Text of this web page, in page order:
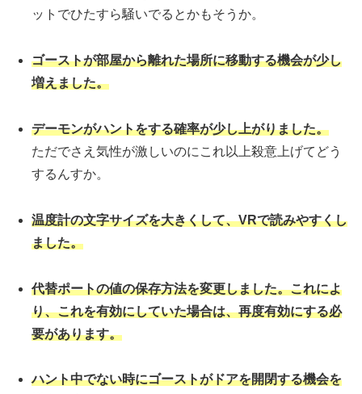
ットでひたすら騒いでるとかもそうか。
ゴーストが部屋から離れた場所に移動する機会が少し
増えました。
デーモンがハントをする確率が少し上がりました。
ただでさえ気性が激しいのにこれ以上殺意上げてどう
するんすか。
温度計の文字サイズを大きくして、VRで読みやすくし
ました。
代替ポートの値の保存方法を変更しました。これによ
り、これを有効にしていた場合は、再度有効にする必
要があります。
ハント中でない時にゴーストがドアを開閉する機会を